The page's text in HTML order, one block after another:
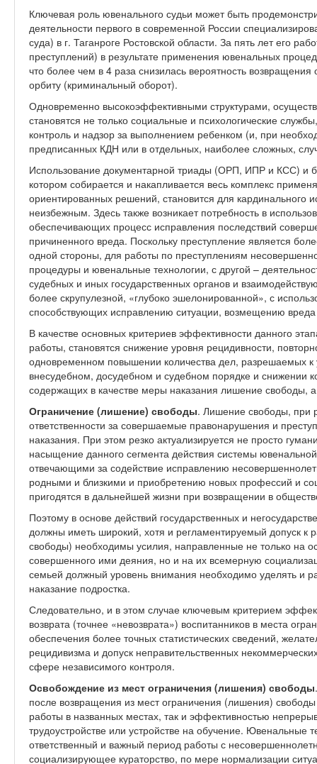
Ключевая роль ювенального судьи может быть
деятельности первого в современной России
суда) в г. Таганроге Ростовской области. За пять лет его
преступлений) в результате применения ювенальных
что более чем в 4 раза снизилась вероятность
орбиту (криминальный оборот).
Одновременно высокоэффективными структурами,
становятся не только социальные и психологические
контроль и надзор за выполнением ребенком (и, при
предписанных КДН или в отдельных, наиболее сложных,
Использование документарной триады (ОРП, ИПР и КСС) и
котором собирается и накапливается весь комплекс
ориентированных решений, становится для кардинального
неизбежным. Здесь также возникает потребность в
обеспечивающих процесс исправления последствий
причиненного вреда. Поскольку преступление является
одной стороны, для работы по преступлениям
процедуры и ювенальные технологии, с другой –
судебных и иных государственных органов и
более скрупулезной, «глубоко эшелонированной», с
способствующих исправлению ситуации, возмещению
В качестве основных критериев эффективности данного
работы, становятся снижение уровня рецидивности,
одновременном повышении количества дел, разрешаемых к
внесудебном, досудебном и судебном порядке и снижении
содержащих в качестве меры наказания лишение свободы,
Ограничение (лишение) свободы. Лишение свободы, при
ответственности за совершаемые правонарушения и
наказания. При этом резко актуализируется не просто
насыщение данного сегмента действия системы
отвечающими за содействие исправлению
родными и близкими и приобретению новых профессий и
пригодятся в дальнейшей жизни при возвращении в
Поэтому в основе действий государственных и
должны иметь широкий, хотя и регламентируемый допуск к
свободы) необходимы усилия, направленные не только на
совершенного ими деяния, но и на их всемерную
семьей должный уровень внимания необходимо уделять и
наказание подростка.
Следовательно, и в этом случае ключевым критерием
возврата (точнее «невозврата») воспитанников в места
обеспечения более точных статистических сведений,
рецидивизма и допуск неправительственных
сфере независимого контроля.
Освобождение из мест ограничения (лишения) свободы
после возвращения из мест ограничения (лишения)
работы в названных местах, так и эффективностью
трудоустройстве или устройстве на обучение. Ювенальные
ответственный и важный период работы с
социализирующее кураторство, по мере нормализации